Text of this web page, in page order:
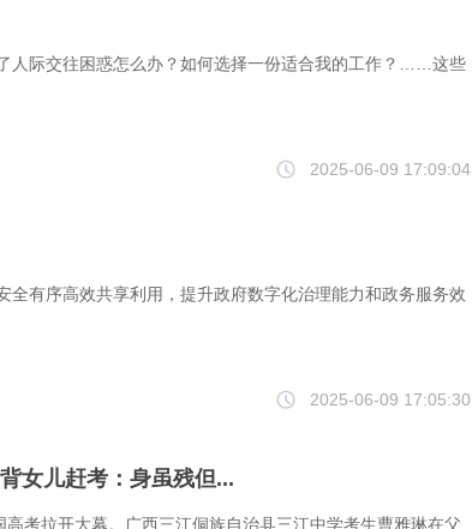
人际交往困惑怎么办？如何选择一份适合我的工作？……这些
2025-06-09 17:09:04
全有序高效共享利用，提升政府数字化治理能力和政务服务效
2025-06-09 17:05:30
女儿赶考：身虽残但...
考拉开大幕。广西三江侗族自治县三江中学考生曹雅琳在父